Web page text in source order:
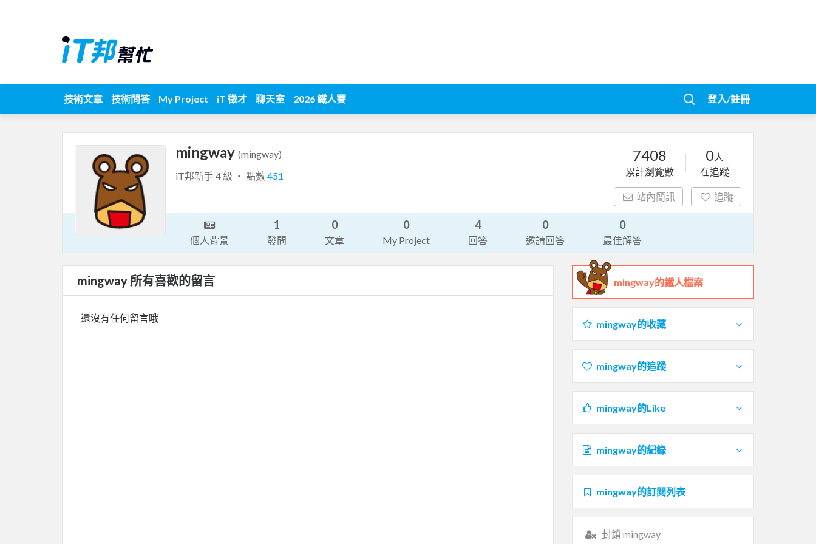
技術文章 技術問答 My Project iT 徵才 聊天室 2026 鐵人賽 登入/註冊
mingway (mingway)
iT邦新手 4 級 ‧ 點數451
7408
累計瀏覽數
0人
在追蹤
站內簡訊 追蹤
個人背景
1
發問
0
文章
0
My Project
4
回答
0
邀請回答
0
最佳解答
mingway 所有喜歡的留言
還沒有任何留言哦
mingway的鐵人檔案
mingway的收藏
mingway的追蹤
mingway的Like
mingway的紀錄
mingway的訂閱列表
封鎖 mingway